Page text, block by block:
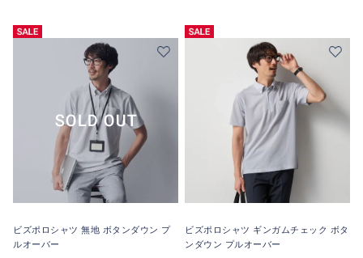
ビズポロシャツ 無地 ボタンダウン プ
ルオーバー
ビズポロシャツ ギンガムチェック ボタ
ンダウン プルオーバー